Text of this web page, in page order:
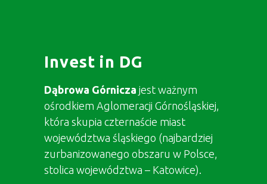
Invest in DG
Dąbrowa Górnicza jest ważnym
ośrodkiem Aglomeracji Górnośląskiej,
która skupia czternaście miast
województwa śląskiego (najbardziej
zurbanizowanego obszaru w Polsce,
stolica województwa – Katowice).